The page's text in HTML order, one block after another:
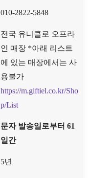
010-2822-5848
전국 유니클로 오프라
인 매장 *아래 리스트
에 있는 매장에서는 사
용불가
https://m.giftiel.co.kr/Sho
p/List
문자 발송일로부터 61
일간
5년